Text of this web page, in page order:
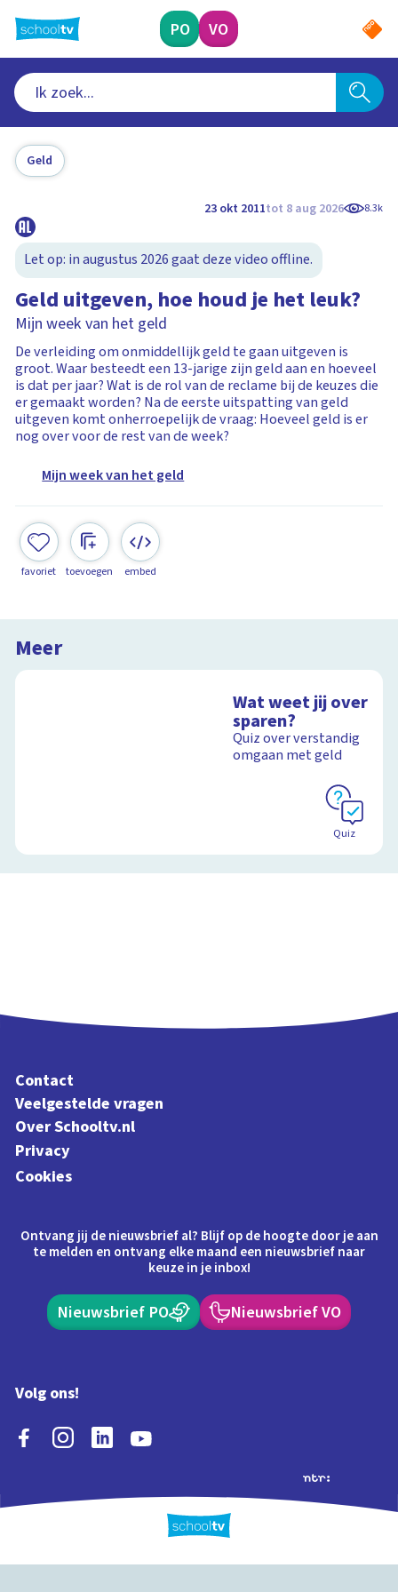
naar
hoofdinhoud
PO VO
Geld
23 okt 2011tot 8 aug 2026 8.3k
Let op: in augustus 2026 gaat deze video offline.
Geld uitgeven, hoe houd je het leuk?
Mijn week van het geld
De verleiding om onmiddellijk geld te gaan uitgeven is
groot. Waar besteedt een 13-jarige zijn geld aan en hoeveel
is dat per jaar? Wat is de rol van de reclame bij de keuzes die
er gemaakt worden? Na de eerste uitspatting van geld
uitgeven komt onherroepelijk de vraag: Hoeveel geld is er
nog over voor de rest van de week?
Mijn week van het geld
favoriet toevoegen embed
Meer
Wat weet jij over
sparen?
Quiz over verstandig
omgaan met geld
Quiz
Contact
Veelgestelde vragen
Over Schooltv.nl
Privacy
Cookies
Ontvang jij de nieuwsbrief al? Blijf op de hoogte door je aan
te melden en ontvang elke maand een nieuwsbrief naar
keuze in je inbox!
Nieuwsbrief PO Nieuwsbrief VO
Volg ons!